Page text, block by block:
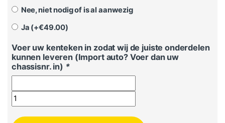
Nee, niet nodig of is al aanwezig
Ja (+€49.00)
Voer uw kenteken in zodat wij de juiste onderdelen
kunnen leveren (Import auto? Voer dan uw
chassisnr. in) *
Cruisecontrol Volkswagen Caddy - Set aantal